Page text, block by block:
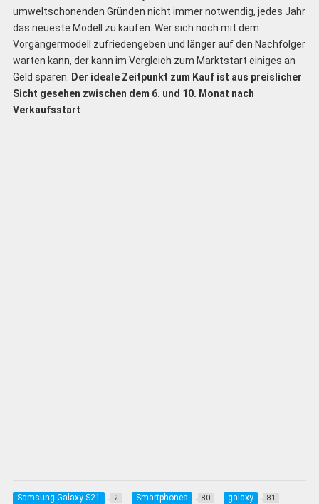
umweltschonenden Gründen nicht immer notwendig, jedes Jahr
das neueste Modell zu kaufen. Wer sich noch mit dem
Vorgängermodell zufriedengeben und länger auf den Nachfolger
warten kann, der kann im Vergleich zum Marktstart einiges an
Geld sparen. Der ideale Zeitpunkt zum Kauf ist aus preislicher
Sicht gesehen zwischen dem 6. und 10. Monat nach
Verkaufsstart.
Samsung Galaxy S21 2 Smartphones 80 galaxy 81